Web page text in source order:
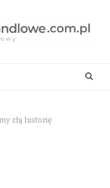
złą historię